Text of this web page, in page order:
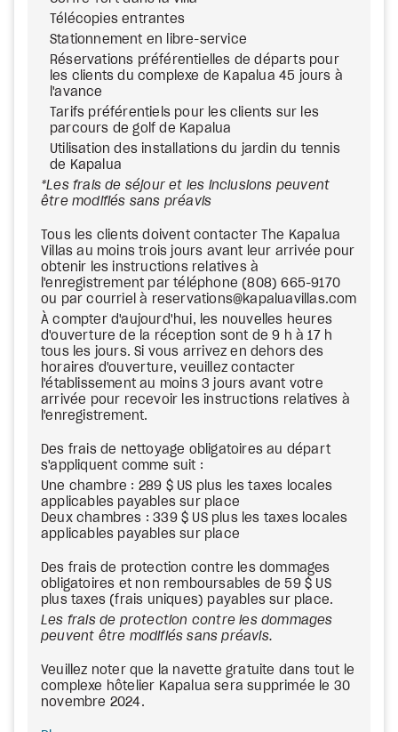
Télécopies entrantes
Stationnement en libre-service
Réservations préférentielles de départs pour
les clients du complexe de Kapalua 45 jours à
l'avance
Tarifs préférentiels pour les clients sur les
parcours de golf de Kapalua
Utilisation des installations du jardin du tennis
de Kapalua
*Les frais de séjour et les inclusions peuvent
être modifiés sans préavis
Tous les clients doivent contacter The Kapalua
Villas au moins trois jours avant leur arrivée pour
obtenir les instructions relatives à
l'enregistrement par téléphone (808) 665-9170
ou par courriel à reservations@kapaluavillas.com
À compter d'aujourd'hui, les nouvelles heures
d'ouverture de la réception sont de 9 h à 17 h
tous les jours. Si vous arrivez en dehors des
horaires d'ouverture, veuillez contacter
l'établissement au moins 3 jours avant votre
arrivée pour recevoir les instructions relatives à
l'enregistrement.
Des frais de nettoyage obligatoires au départ
s'appliquent comme suit :
Une chambre : 289 $ US plus les taxes locales
applicables payables sur place
Deux chambres : 339 $ US plus les taxes locales
applicables payables sur place
Des frais de protection contre les dommages
obligatoires et non remboursables de 59 $ US
plus taxes (frais uniques) payables sur place.
Les frais de protection contre les dommages
peuvent être modifiés sans préavis.
Veuillez noter que la navette gratuite dans tout le
complexe hôtelier Kapalua sera supprimée le 30
novembre 2024.